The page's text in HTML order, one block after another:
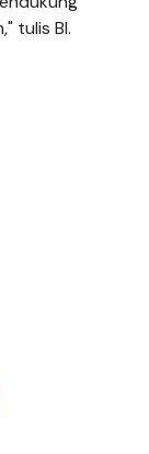
tulis BI.